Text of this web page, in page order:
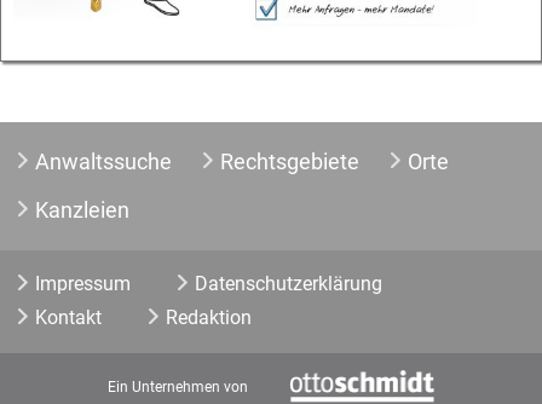
Anwaltssuche Rechtsgebiete
Orte
Kanzleien
Impressum
Datenschutzerklärung
Kontakt
Redaktion
Ein Unternehmen von